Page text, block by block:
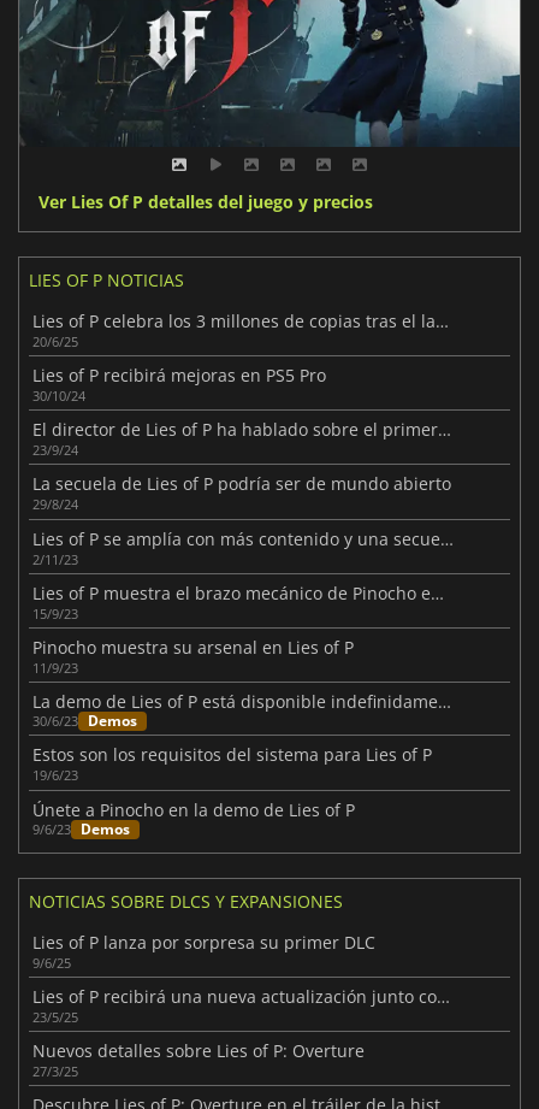
Ver Lies Of P detalles del juego y precios
LIES OF P NOTICIAS
Lies of P celebra los 3 millones de copias tras el lanzamiento de Overture
20/6/25
Lies of P recibirá mejoras en PS5 Pro
30/10/24
El director de Lies of P ha hablado sobre el primer DLC del juego
23/9/24
La secuela de Lies of P podría ser de mundo abierto
29/8/24
Lies of P se amplía con más contenido y una secuela
2/11/23
Lies of P muestra el brazo mecánico de Pinocho en acción
15/9/23
Pinocho muestra su arsenal en Lies of P
11/9/23
La demo de Lies of P está disponible indefinidamente
30/6/23 Demos
Estos son los requisitos del sistema para Lies of P
19/6/23
Únete a Pinocho en la demo de Lies of P
9/6/23 Demos
NOTICIAS SOBRE DLCS Y EXPANSIONES
Lies of P lanza por sorpresa su primer DLC
9/6/25
Lies of P recibirá una nueva actualización junto con su DLC a finales de este año
23/5/25
Nuevos detalles sobre Lies of P: Overture
27/3/25